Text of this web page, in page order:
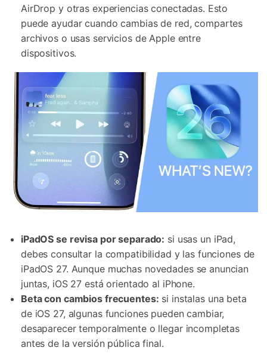
AirDrop y otras experiencias conectadas. Esto
puede ayudar cuando cambias de red, compartes
archivos o usas servicios de Apple entre
dispositivos.
iPadOS se revisa por separado: si usas un iPad,
debes consultar la compatibilidad y las funciones de
iPadOS 27. Aunque muchas novedades se anuncian
juntas, iOS 27 está orientado al iPhone.
Beta con cambios frecuentes: si instalas una beta
de iOS 27, algunas funciones pueden cambiar,
desaparecer temporalmente o llegar incompletas
antes de la versión pública final.